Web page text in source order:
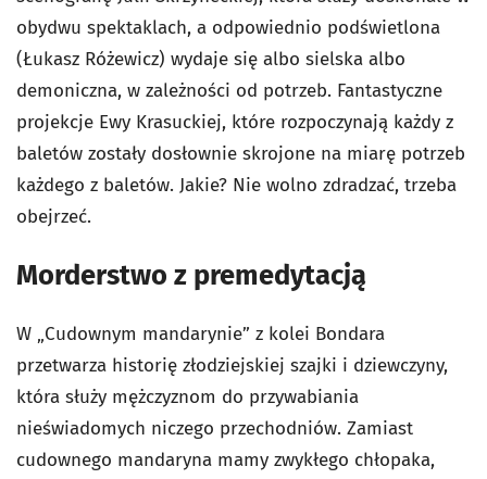
obydwu spektaklach, a odpowiednio podświetlona
(Łukasz Różewicz) wydaje się albo sielska albo
demoniczna, w zależności od potrzeb. Fantastyczne
projekcje Ewy Krasuckiej, które rozpoczynają każdy z
baletów zostały dosłownie skrojone na miarę potrzeb
każdego z baletów. Jakie? Nie wolno zdradzać, trzeba
obejrzeć.
Morderstwo z premedytacją
W „Cudownym mandarynie” z kolei Bondara
przetwarza historię złodziejskiej szajki i dziewczyny,
która służy mężczyznom do przywabiania
nieświadomych niczego przechodniów. Zamiast
cudownego mandaryna mamy zwykłego chłopaka,